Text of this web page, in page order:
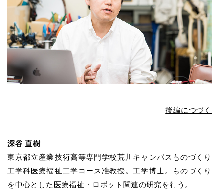
後編につづく
深谷 直樹
東京都立産業技術高等専門学校荒川キャンパスものづくり
工学科医療福祉工学コース准教授。工学博士。ものづくり
を中心とした医療福祉・ロボット関連の研究を行う。